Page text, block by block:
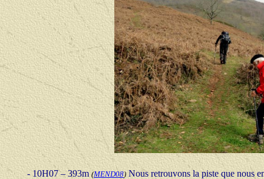
- 10H07 – 393m(MEND08)Nous retrouvons la piste que nous